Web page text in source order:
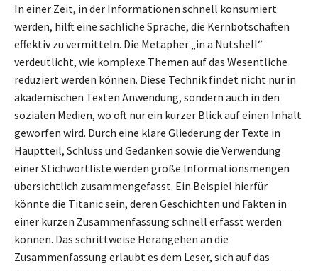
In einer Zeit, in der Informationen schnell konsumiert
werden, hilft eine sachliche Sprache, die Kernbotschaften
effektiv zu vermitteln. Die Metapher „in a Nutshell“
verdeutlicht, wie komplexe Themen auf das Wesentliche
reduziert werden können. Diese Technik findet nicht nur in
akademischen Texten Anwendung, sondern auch in den
sozialen Medien, wo oft nur ein kurzer Blick auf einen Inhalt
geworfen wird. Durch eine klare Gliederung der Texte in
Hauptteil, Schluss und Gedanken sowie die Verwendung
einer Stichwortliste werden große Informationsmengen
übersichtlich zusammengefasst. Ein Beispiel hierfür
könnte die Titanic sein, deren Geschichten und Fakten in
einer kurzen Zusammenfassung schnell erfasst werden
können. Das schrittweise Herangehen an die
Zusammenfassung erlaubt es dem Leser, sich auf das